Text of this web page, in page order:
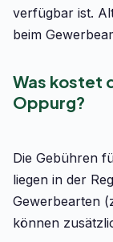
verfügbar ist.
beim
Was kostet
Oppurg?
Die Gebühren
liegen in der
Gewerbearten
können